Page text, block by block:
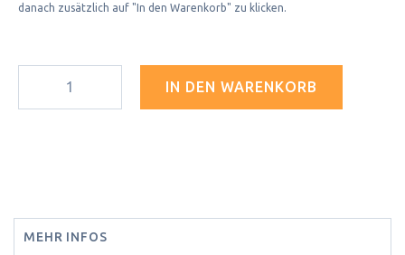
danach zusätzlich auf "In den Warenkorb" zu klicken.
IN DEN WARENKORB
MEHR INFOS